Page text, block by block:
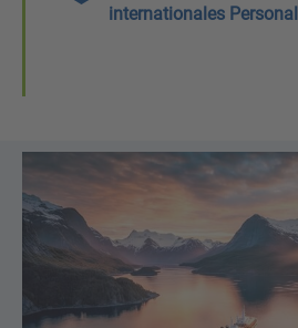
internationales Personal